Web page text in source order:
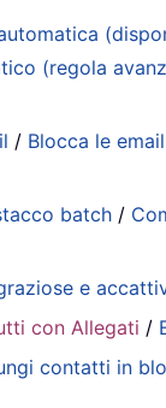
(regola
/ Blocca le
batch /
e
con Allegati /
contatti in